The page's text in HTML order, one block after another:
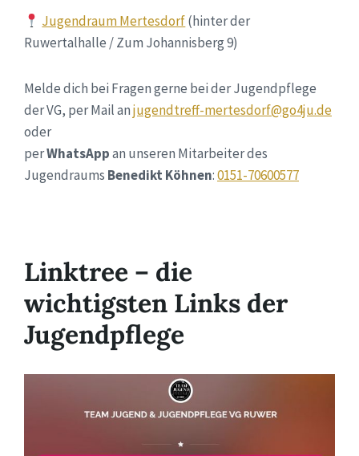
Jugendraum Mertesdorf(hinter der
Ruwertalhalle / Zum Johannisberg 9)
Melde dich bei Fragen gerne bei der Jugendpflege
der VG, per Mail anjugendtreff-mertesdorf@go4ju.de
oder
perWhatsAppan unseren Mitarbeiter des
Jugendraums Benedikt Köhnen:0151-70600577
Linktree – die
wichtigsten Links der
Jugendpflege